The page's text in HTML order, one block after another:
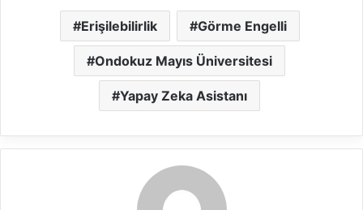
Erişilebilirlik Görme Engelli
Ondokuz Mayıs Üniversitesi
Yapay Zeka Asistanı